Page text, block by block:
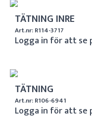
TÄTNING INRE
Art.nr: R114-3717
Logga in för att se
TÄTNING
Art.nr: R106-6941
Logga in för att se